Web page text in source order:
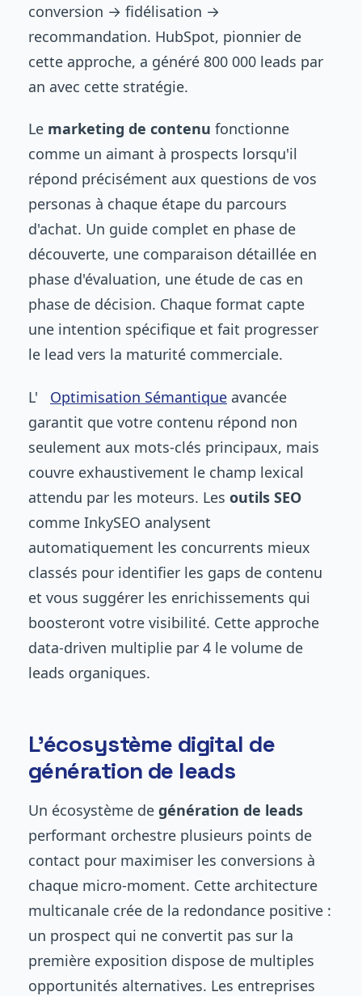
conversion → fidélisation →
recommandation. HubSpot, pionnier de
cette approche, a généré 800 000 leads par
an avec cette stratégie.
Le marketing de contenu fonctionne
comme un aimant à prospects lorsqu'il
répond précisément aux questions de vos
personas à chaque étape du parcours
d'achat. Un guide complet en phase de
découverte, une comparaison détaillée en
phase d'évaluation, une étude de cas en
phase de décision. Chaque format capte
une intention spécifique et fait progresser
le lead vers la maturité commerciale.
L' Optimisation Sémantique avancée
garantit que votre contenu répond non
seulement aux mots-clés principaux, mais
couvre exhaustivement le champ lexical
attendu par les moteurs. Les outils SEO
comme InkySEO analysent
automatiquement les concurrents mieux
classés pour identifier les gaps de contenu
et vous suggérer les enrichissements qui
boosteront votre visibilité. Cette approche
data-driven multiplie par 4 le volume de
leads organiques.
L'écosystème digital de
génération de leads
Un écosystème de génération de leads
performant orchestre plusieurs points de
contact pour maximiser les conversions à
chaque micro-moment. Cette architecture
multicanale crée de la redondance positive :
un prospect qui ne convertit pas sur la
première exposition dispose de multiples
opportunités alternatives. Les entreprises